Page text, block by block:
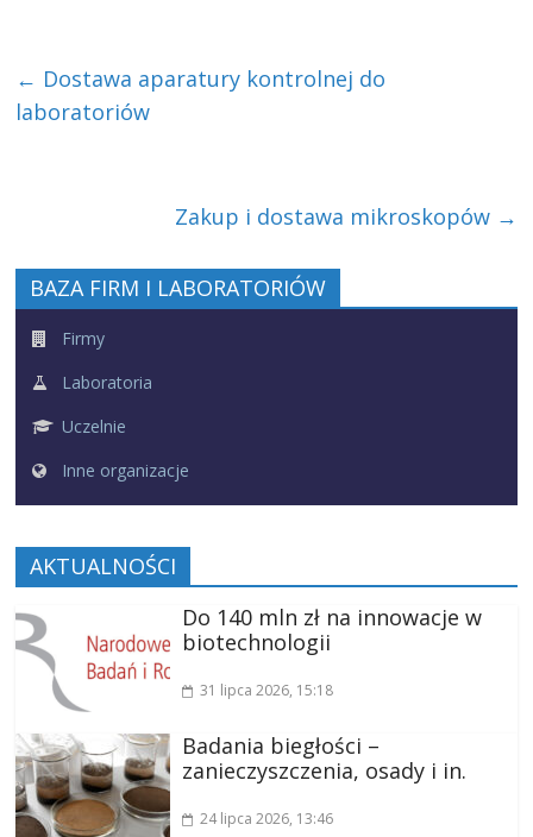
← Dostawa aparatury kontrolnej do
laboratoriów
Zakup i dostawa mikroskopów →
BAZA FIRM I LABORATORIÓW
Firmy
Laboratoria
Uczelnie
Inne organizacje
AKTUALNOŚCI
Do 140 mln zł na innowacje w
biotechnologii
31 lipca 2026, 15:18
Badania biegłości –
zanieczyszczenia, osady i in.
24 lipca 2026, 13:46